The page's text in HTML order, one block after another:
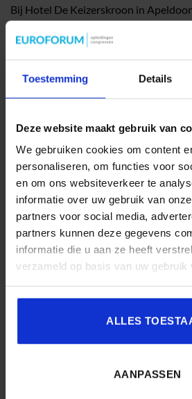
Toestemming Details
Deze website maakt gebruik van
We gebruiken cookies om content
personaliseren, om functies voor
en om ons websiteverkeer te
informatie over uw gebruik van
partners voor social media,
partners kunnen deze gegevens
informatie die u aan ze heeft
verzameld op basis van uw gebruik
ALLES
AANPASSEN
Bij Hotel De Keizerskroon in
haard; de huiskamer van het hotel.
hotelkamers hebben een royale
een intieme sfeer. Aan alles is
Smart TV met Chromecast om uw
royale boxsprings om in weg te
kunnen vanuit het hotel alle kanten
Kroondomein en haar paleisparken
en langs open velden. Ieder seizoen